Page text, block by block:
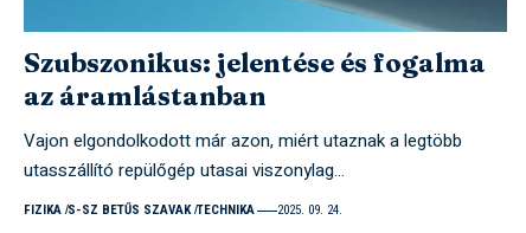
Szubszonikus: jelentése és fogalma
az áramlástanban
Vajon elgondolkodott már azon, miért utaznak a legtöbb
utasszállító repülőgép utasai viszonylag…
FIZIKA S-SZ BETŰS SZAVAK TECHNIKA 2025. 09. 24.